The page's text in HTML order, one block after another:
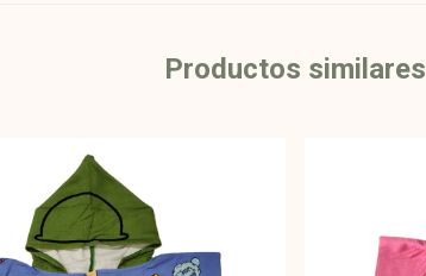
Productos similares